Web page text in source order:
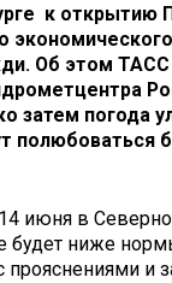
к открытию
Об этом
затем погода
полюбоваться
июня в
будет ниже
прояснениями и